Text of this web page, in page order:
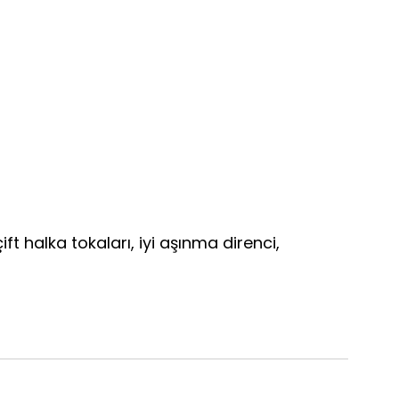
halka tokaları, iyi aşınma direnci,